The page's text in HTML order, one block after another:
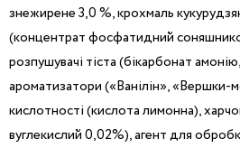
знежирене 3,0 %, крохмаль
(концентрат фосфатидний
розпушувачі тіста (бікарбонат
ароматизатори («Ванілін», «Вершки-
кислотності (кислота лимонна),
вуглекислий 0,02%), агент для